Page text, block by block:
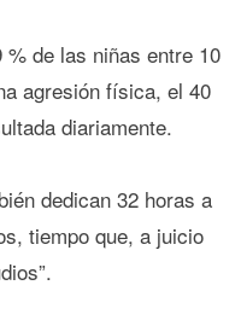
de las niñas entre 10
agresión física, el 40
diariamente.
dedican 32 horas a
tiempo que, a juicio